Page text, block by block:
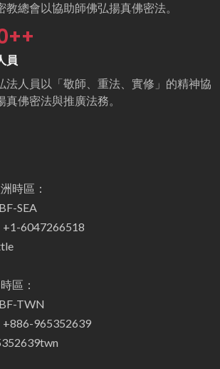
教總會以協助師佛弘揚真佛密法。
++
員
法人員以「敬師、重法、實修」的精神協
真佛密法與推廣法務。
時區：
SEA
6047266518
區：
TWN
965352639